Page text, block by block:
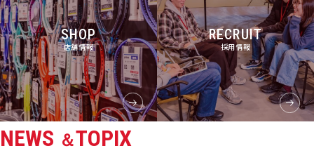
SHOP
店舗情報
RECRUIT
採用情報
NEWS ＆TOPIX